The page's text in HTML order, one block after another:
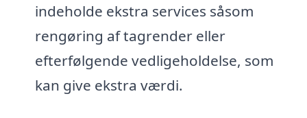
indeholde ekstra services såsom
rengøring af tagrender eller
efterfølgende vedligeholdelse, som
kan give ekstra værdi.